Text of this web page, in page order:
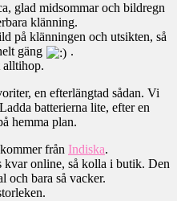
glad midsommar och bildregn
klänning.
på klänningen och utsikten, så
gäng
.
alltihop.
en efterlängtad sådan. Vi
batterierna lite, efter en
hemma plan.
från Indiska.
kvar online, så kolla i butik. Den
och bara så vacker.